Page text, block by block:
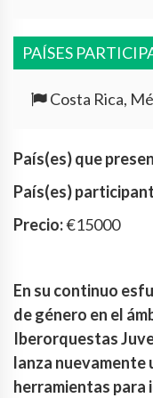
PAÍSES
Costa Rica,
País(es) que
País(es)
Precio:€15000
En su continuo
de género en el
Iberorquestas
lanza
herramientas para